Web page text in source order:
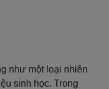
như một loại nhiên
sinh học. Trong